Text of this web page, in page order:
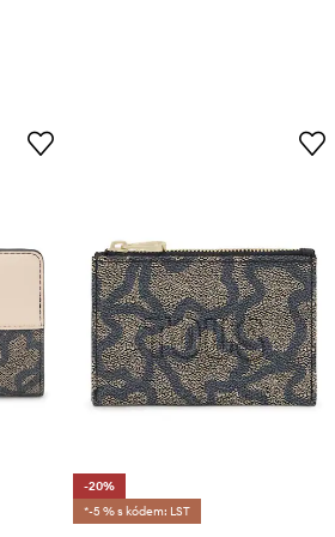
-20%
*-5 % s kódem: LST